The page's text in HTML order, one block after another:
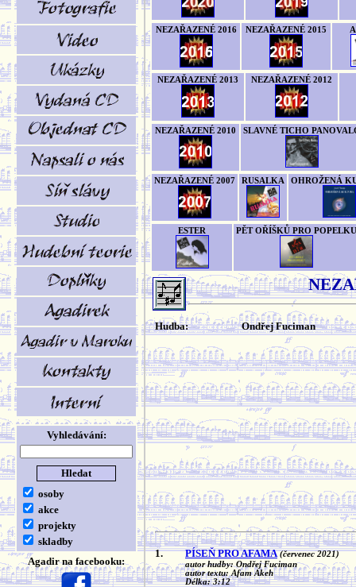
Vyhledávání:
osoby
akce
projekty
skladby
Agadir na facebooku:
NEZAŘAZENÉ 2016 NEZAŘAZENÉ 2015
NEZAŘAZENÉ 2013 NEZAŘAZENÉ 2012
NEZAŘAZENÉ 2010 SLAVNÉ TICHO
NEZAŘAZENÉ 2007 RUSALKA OHROŽENÁ
ESTER PĚT OŘÍŠKŮ PRO POPELKU
Hudba: Ondřej Fuciman
1. PÍSEŇ PRO AFAMA (červenec 2021)
autor hudby: Ondřej Fuciman
autor textu: Afam Akeh
Délka: 3:12